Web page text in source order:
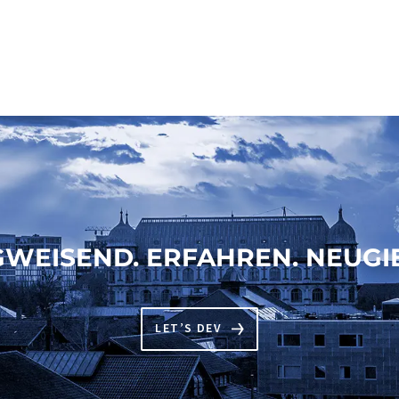
ERFAHREN.
LET’S DEV